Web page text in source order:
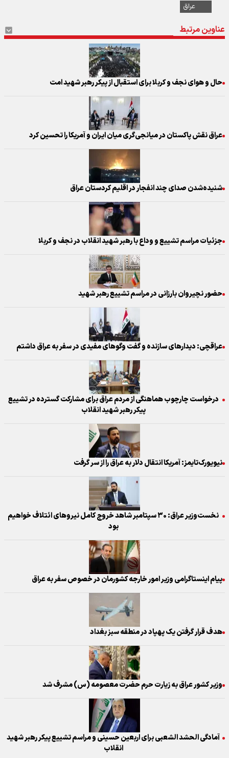
عراق
عناوین مرتبط
حال و هوای نجف و کربلا برای استقبال از پیکر رهبر شهید امت
عراق نقش پاکستان در میانجی‌گری میان ایران و آمریکا را تحسین کرد
شنیده‌شدن صدای چند انفجار در اقلیم کردستان عراق
جزئیات مراسم تشییع و وداع با رهبر شهید انقلاب در نجف و کربلا
حضور نچیروان بارزانی در مراسم تشییع رهبر شهید
عراقچی: دیدارهای سازنده و گفت وگوهای مفیدی در سفر به عراق داشتم
درخواست چارچوب هماهنگی از مردم عراق برای مشارکت گسترده در تشییع
پیکر رهبر شهید انقلاب
نیویورک‌تایمز: آمریکا انتقال دلار به عراق را از سر گرفت
نخست‌وزیر عراق: ۳۰ سپتامبر شاهد خروج کامل نیروهای ائتلاف خواهیم
بود
پیام اینستاگرامی وزیر امور خارجه کشورمان در خصوص سفر به عراق
هدف قرار گرفتن یک پهپاد در منطقه سبز بغداد
وزیر کشور عراق به زیارت حرم حضرت معصومه (س) مشرف شد
آمادگی الحشد الشعبی برای اربعین حسینی و مراسم تشییع پیکر رهبر شهید
انقلاب